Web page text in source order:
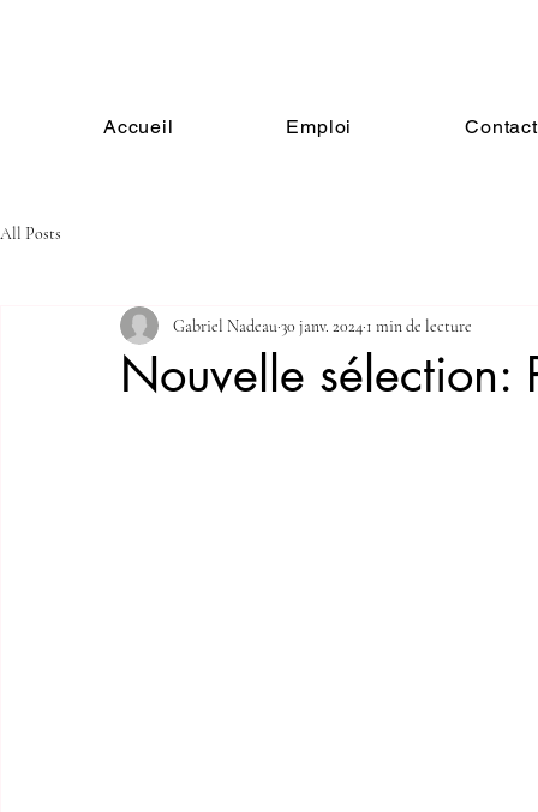
Accueil Emploi
All Posts
Nouvelle sélection:
Gabriel Nadeau30 janv. 2024 1 min de lecture